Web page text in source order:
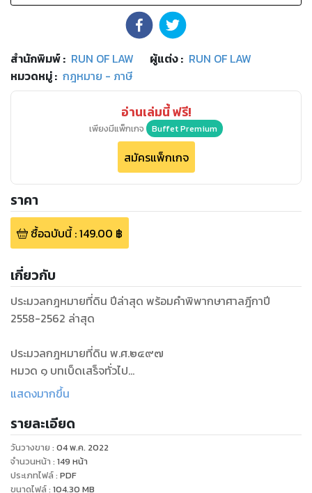
สำนักพิมพ์: RUN OF LAW ผู้แต่ง : RUN OF LAW
หมวดหมู่: กฎหมาย - ภาษี
อ่านเล่มนี้ ฟรี!
เพียงมีแพ็กเกจ Buffet Premium
สมัครแพ็กเกจ
ราคา
ซื้อฉบับนี้:149.00 ฿
เกี่ยวกับ
ประมวลกฎหมายที่ดิน ปีล่าสุด พร้อมคำพิพากษาศาลฎีกาปี
2558-2562 ล่าสุด
ประมวลกฎหมายที่ดิน พ.ศ.๒๔๙๗
หมวด ๑ บทเบ็ดเสร็จทั่วไป
หมวด ๒ การจัดที่ดินเพื่อประชาชน
หมวด ๔ การออกหนังสือแสดงสิทธิในที่ดิน
หมวด ๕ การรังวัดที่ดิน
หมวด ๖ การจดทะเบียนสิทธิและนิติกรรม
หมวด ๗ การกำหนดสิทธิในที่ดินเพื่อการศาสนา
แสดงมากขึ้น
รายละเอียด
วันวางขาย : 04 พ.ค. 2022
จำนวนหน้า : 149 หน้า
ประเภทไฟล์: PDF
ขนาดไฟล์: 104.30 MB